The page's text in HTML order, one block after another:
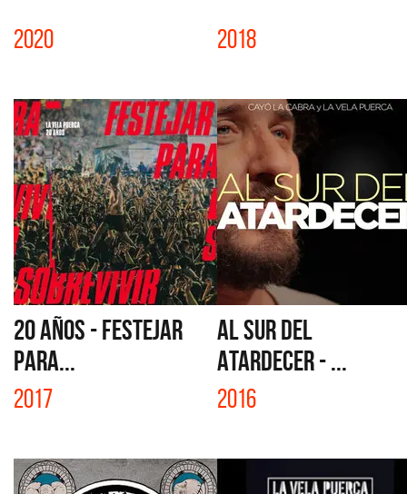
2020 2018
20 AÑOS - FESTEJAR
PARA...
2017
AL SUR DEL
ATARDECER - ...
2016